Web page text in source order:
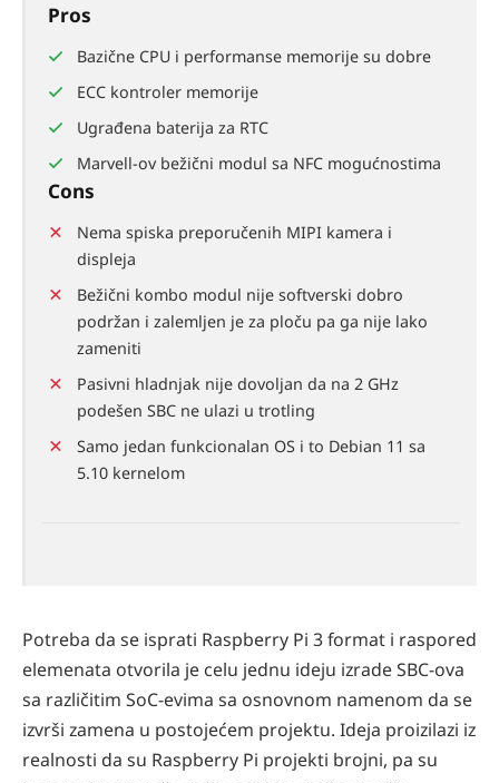
Pros
Bazične CPU i performanse memorije su dobre
ECC kontroler memorije
Ugrađena baterija za RTC
Marvell-ov bežični modul sa NFC mogućnostima
Cons
Nema spiska preporučenih MIPI kamera i
displeja
Bežični kombo modul nije softverski dobro
podržan i zalemljen je za ploču pa ga nije lako
zameniti
Pasivni hladnjak nije dovoljan da na 2 GHz
podešen SBC ne ulazi u trotling
Samo jedan funkcionalan OS i to Debian 11 sa
5.10 kernelom
Potreba da se isprati Raspberry Pi 3 format i raspored
elemenata otvorila je celu jednu ideju izrade SBC-ova
sa različitim SoC-evima sa osnovnom namenom da se
izvrši zamena u postojećem projektu. Ideja proizilazi iz
realnosti da su Raspberry Pi projekti brojni, pa su